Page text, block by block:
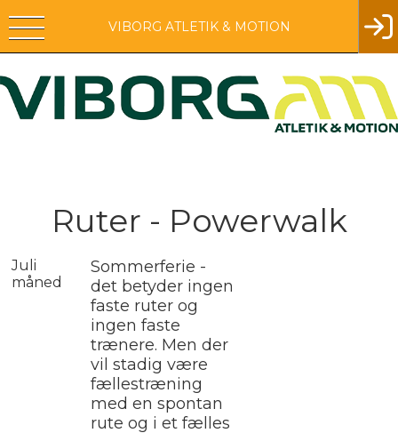
VIBORG ATLETIK & MOTION
Ruter - Powerwalk
Juli
måned
Sommerferie -
det betyder ingen
faste ruter og
ingen faste
trænere. Men der
vil stadig være
fællestræning
med en spontan
rute og i et fælles